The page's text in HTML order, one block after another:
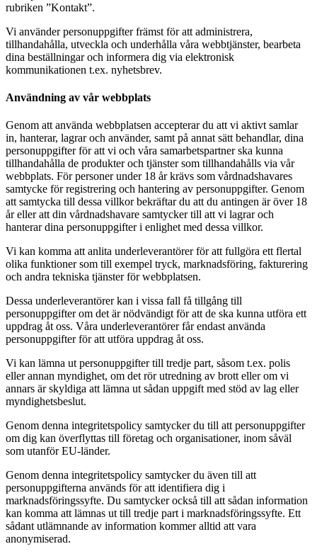
rubriken ”Kontakt”.
Vi använder personuppgifter främst för att administrera,
tillhandahålla, utveckla och underhålla våra webbtjänster, bearbeta
dina beställningar och informera dig via elektronisk
kommunikationen t.ex. nyhetsbrev.
Användning av vår webbplats
Genom att använda webbplatsen accepterar du att vi aktivt samlar
in, hanterar, lagrar och använder, samt på annat sätt behandlar, dina
personuppgifter för att vi och våra samarbetspartner ska kunna
tillhandahålla de produkter och tjänster som tillhandahålls via vår
webbplats. För personer under 18 år krävs som vårdnadshavares
samtycke för registrering och hantering av personuppgifter. Genom
att samtycka till dessa villkor bekräftar du att du antingen är över 18
år eller att din vårdnadshavare samtycker till att vi lagrar och
hanterar dina personuppgifter i enlighet med dessa villkor.
Vi kan komma att anlita underleverantörer för att fullgöra ett flertal
olika funktioner som till exempel tryck, marknadsföring, fakturering
och andra tekniska tjänster för webbplatsen.
Dessa underleverantörer kan i vissa fall få tillgång till
personuppgifter om det är nödvändigt för att de ska kunna utföra ett
uppdrag åt oss. Våra underleverantörer får endast använda
personuppgifter för att utföra uppdrag åt oss.
Vi kan lämna ut personuppgifter till tredje part, såsom t.ex. polis
eller annan myndighet, om det rör utredning av brott eller om vi
annars är skyldiga att lämna ut sådan uppgift med stöd av lag eller
myndighetsbeslut.
Genom denna integritetspolicy samtycker du till att personuppgifter
om dig kan överflyttas till företag och organisationer, inom såväl
som utanför EU-länder.
Genom denna integritetspolicy samtycker du även till att
personuppgifterna används för att identifiera dig i
marknadsföringssyfte. Du samtycker också till att sådan information
kan komma att lämnas ut till tredje part i marknadsföringssyfte. Ett
sådant utlämnande av information kommer alltid att vara
anonymiserad.